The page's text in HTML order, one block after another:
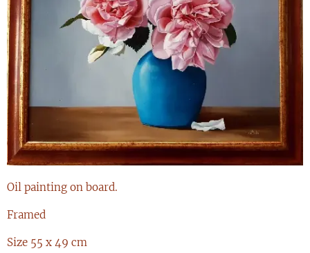
Oil painting on board.
Framed
Size 55 x 49 cm